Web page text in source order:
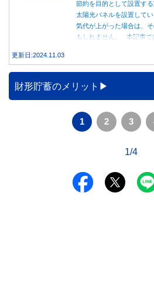
節約を目的として設置す
太陽光パネルを設置して
気代が上がった場合は、
もしれません。 本記事で
更新日:2024.11.03
財形貯蓄のメリット
1 2 3
1/4